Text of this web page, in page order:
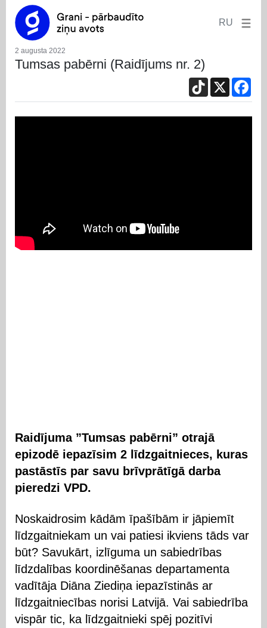
RU
2 augusta 2022
Tumsas pabērni (Raidījums nr. 2)
TikTok
X
Raidījuma ”Tumsas pabērni” otrajā
epizodē iepazīsim 2 līdzgaitnieces, kuras
pastāstīs par savu brīvprātīgā darba
pieredzi VPD.
Noskaidrosim kādām īpašībām ir jāpiemīt
līdzgaitniekam un vai patiesi ikviens tāds var
būt? Savukārt, izlīguma un sabiedrības
līdzdalības koordinēšanas departamenta
vadītāja Diāna Ziediņa iepazīstinās ar
līdzgaitniecības norisi Latvijā. Vai sabiedrība
vispār tic, ka līdzgaitnieki spēj pozitīvi